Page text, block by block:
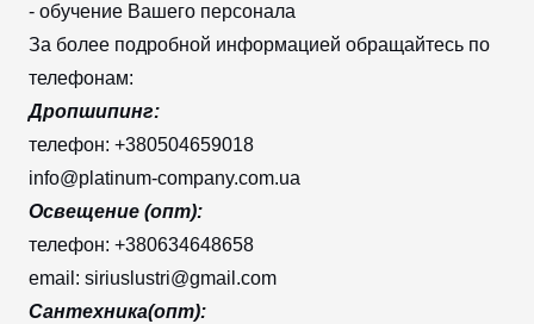
- обучение Вашего персонала
За более подробной информацией обращайтесь по
телефонам:
Дропшипинг:
телефон: +380504659018
info@platinum-company.com.ua
Освещение (опт):
телефон: +380634648658
email: siriuslustri@gmail.com
Сантехника(опт):